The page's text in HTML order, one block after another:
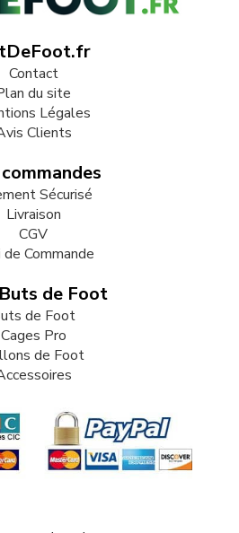
Contact
du site
Légales
Clients
Sécurisé
Livraison
CGV
de Commande
de Foot
de Foot
Cages Pro
de Foot